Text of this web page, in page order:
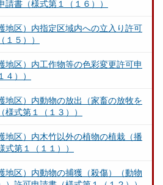
請書（様式第１（１６））
地区）内指定区域内への立入り許可
５））
地区）内工作物等の色彩変更許可申
））
地区）内動物の放出（家畜の放牧を
式第１（１３））
地区）内木竹以外の植物の植栽（播
第１（１１））
地区）内動物の捕獲（殺傷）（動物